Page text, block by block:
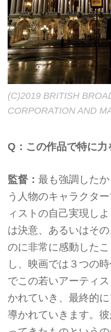
(C)2019 BRITISH
CORPORATION AND
Q：この作品で特に
監督： 最も強調した
う人物のキャラクタ
ィストの自己実現し
は決意、あるいはそ
のに非常に感動した
し、映画では３つの
でこの若いアーティ
かれていき、最終的
導かれていきます。